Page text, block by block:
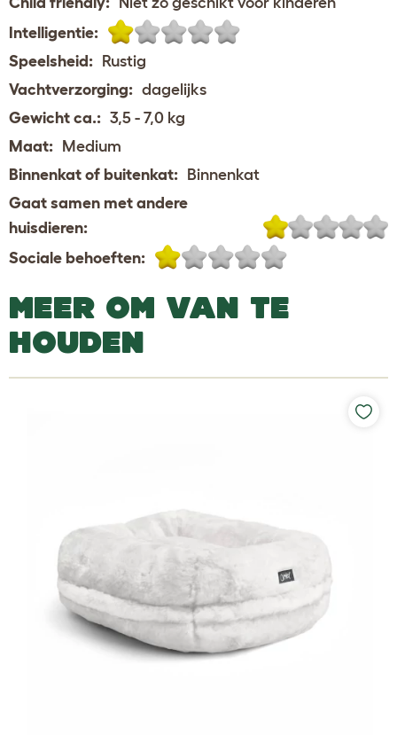
Intelligentie:
Speelsheid: Rustig
Vachtverzorging: dagelijks
Gewicht ca.: 3,5 - 7,0 kg
Maat: Medium
Binnenkat of buitenkat: Binnenkat
Gaat samen met andere
huisdieren:
Sociale behoeften:
MEER OM VAN TE
HOUDEN